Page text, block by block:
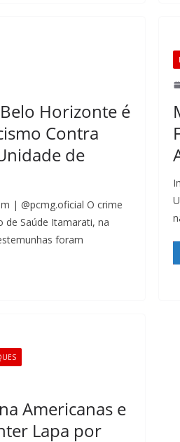
Horizonte é
Contra
de
| @pcmg.oficial O crime
Saúde Itamarati, na
foram
Americanas e
Lapa por